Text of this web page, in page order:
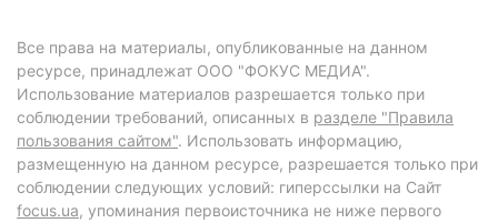
Все права на материалы, опубликованные на данном
ресурсе, принадлежат ООО "ФОКУС МЕДИА".
Использование материалов разрешается только при
соблюдении требований, описанных в разделе "Правила
пользования сайтом". Использовать информацию,
размещенную на данном ресурсе, разрешается только при
соблюдении следующих условий: гиперссылки на Сайт
focus.ua, упоминания первоисточника не ниже первого